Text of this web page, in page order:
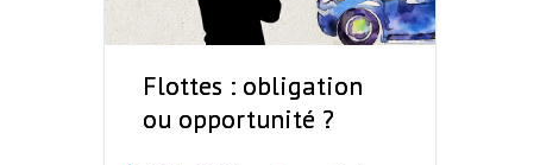
Flottes : obligation
ou opportunité ?